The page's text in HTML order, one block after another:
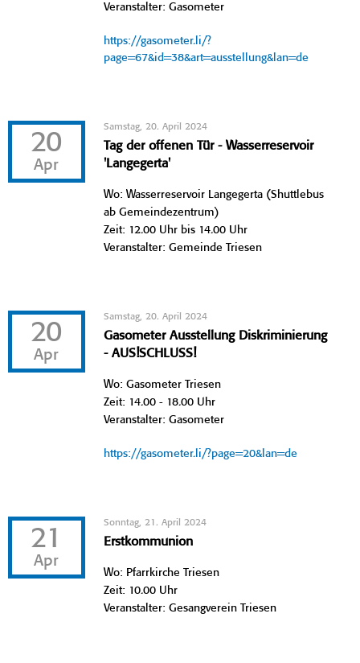
Veranstalter: Gasometer
https://gasometer.li/?
page=67&id=38&art=ausstellung&lan=de
20
Apr
Samstag, 20. April 2024
Tag der offenen Tür - Wasserreservoir
'Langegerta'
Wo: Wasserreservoir Langegerta (Shuttlebus
ab Gemeindezentrum)
Zeit: 12.00 Uhr bis 14.00 Uhr
Veranstalter: Gemeinde Triesen
20
Apr
Samstag, 20. April 2024
Gasometer Ausstellung Diskriminierung
- AUS!SCHLUSS!
Wo: Gasometer Triesen
Zeit: 14.00 - 18.00 Uhr
Veranstalter: Gasometer
https://gasometer.li/?page=20&lan=de
21
Apr
Sonntag, 21. April 2024
Erstkommunion
Wo: Pfarrkirche Triesen
Zeit: 10.00 Uhr
Veranstalter: Gesangverein Triesen